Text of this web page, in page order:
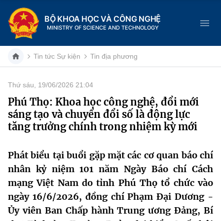
BỘ KHOA HỌC VÀ CÔNG NGHỆ
MINISTRY OF SCIENCE AND TECHNOLOGY
Danh mục
Trang chủ
Chức năng nhiệm vụ
Cơ cấu tổ chức
Lịch sử phát triển
Tin tức sự kiện
Khoa học và Công nghệ
Đổi mới sáng tạo
Dịch vụ công
Hệ thống văn bản
Tin tức Sự kiện Tin địa phương
Thứ sáu, 19/06/2026 21:04
Phú Thọ: Khoa học công nghệ, đổi mới
sáng tạo và chuyển đổi số là động lực
tăng trưởng chính trong nhiệm kỳ mới
Phát biểu tại buổi gặp mặt các cơ quan báo chí
nhân kỷ niệm 101 năm Ngày Báo chí Cách
mạng Việt Nam do tỉnh Phú Thọ tổ chức vào
ngày 16/6/2026, đồng chí Phạm Đại Dương -
Ủy viên Ban Chấp hành Trung ương Đảng, Bí